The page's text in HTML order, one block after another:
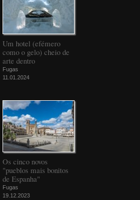
Um hotel (efémero
como o gelo) cheio de
arte dentro
Fugas
11.01.2024
Os cinco novos
"pueblos mais bonitos
de Espanha"
Fugas
19.12.2023